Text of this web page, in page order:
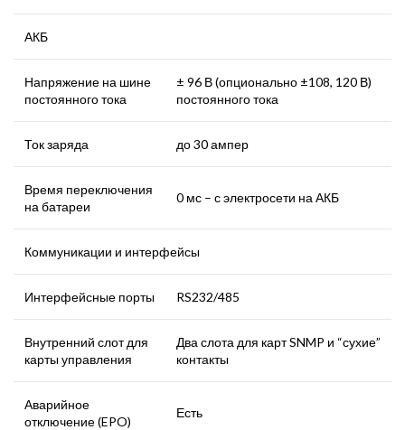
АКБ
Напряжение на шине
постоянного тока
± 96 В (опционально ±108, 120 В)
постоянного тока
Ток заряда до 30 ампер
Время переключения
на батареи
0 мс – с электросети на АКБ
Коммуникации и интерфейсы
Интерфейсные порты RS232/485
Внутренний слот для
карты управления
Два слота для карт SNMP и “сухие”
контакты
Аварийное
отключение (EPO)
Есть